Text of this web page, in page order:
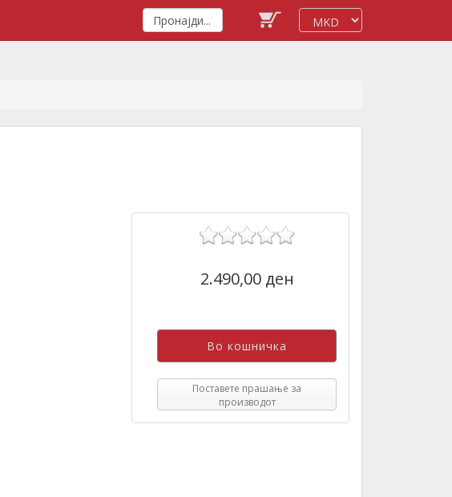
2.490,00 ден
Поставете прашање за
производот